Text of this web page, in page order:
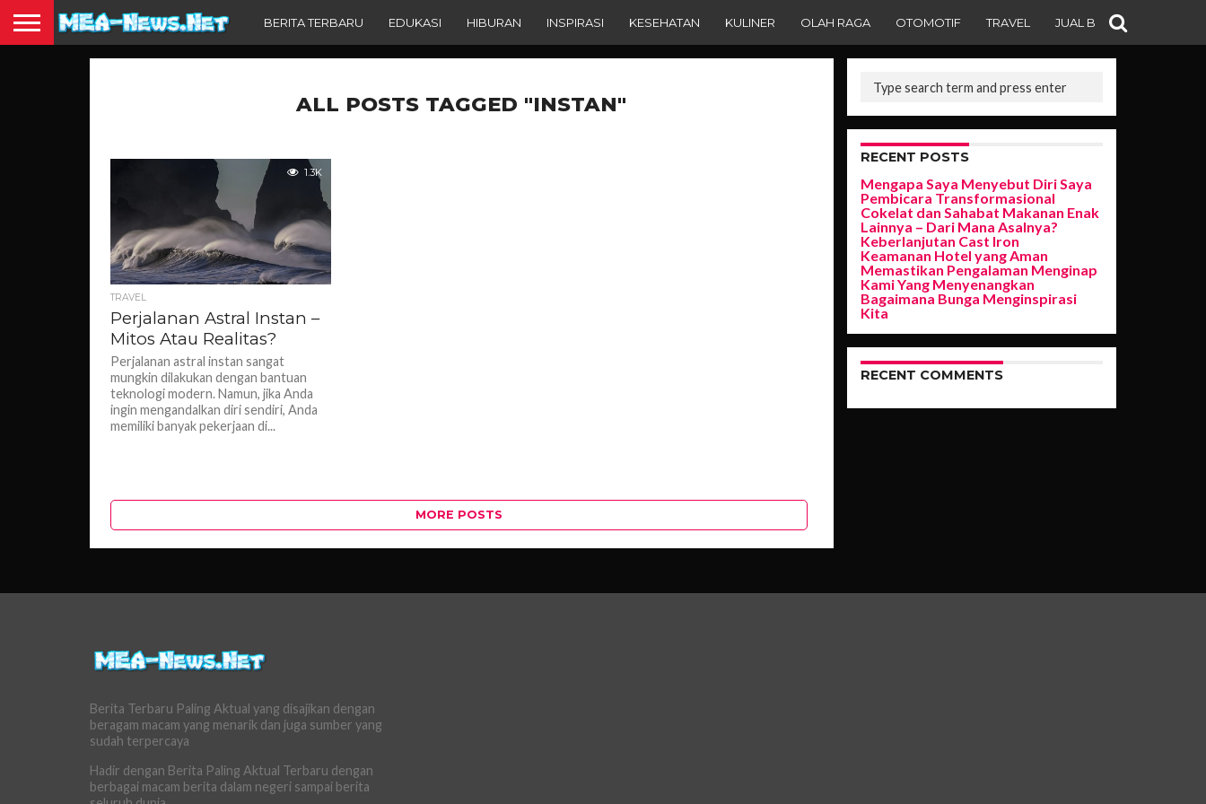
BERITA TERBARU EDUKASI HIBURAN INSPIRASI KESEHATAN KULINER OLAH RAGA OTOMOTIF TRAVEL JUAL BELI
ALL POSTS TAGGED "INSTAN"
1.3K
TRAVEL
Perjalanan Astral Instan –
Mitos Atau Realitas?
Perjalanan astral instan sangat
mungkin dilakukan dengan bantuan
teknologi modern. Namun, jika Anda
ingin mengandalkan diri sendiri, Anda
memiliki banyak pekerjaan di...
MORE POSTS
RECENT POSTS
Mengapa Saya Menyebut Diri Saya
Pembicara Transformasional
Cokelat dan Sahabat Makanan Enak
Lainnya – Dari Mana Asalnya?
Keberlanjutan Cast Iron
Keamanan Hotel yang Aman
Memastikan Pengalaman Menginap
Kami Yang Menyenangkan
Bagaimana Bunga Menginspirasi
Kita
RECENT COMMENTS
Berita Terbaru Paling Aktual yang disajikan dengan
beragam macam yang menarik dan juga sumber yang
sudah terpercaya
Hadir dengan Berita Paling Aktual Terbaru dengan
berbagai macam berita dalam negeri sampai berita